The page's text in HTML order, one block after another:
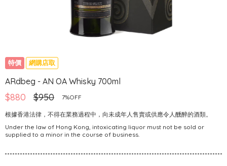
特價 網購店取
ARdbeg - AN OA Whisky 700ml
$880 $950 7%OFF
根據香港法律，不得在業務過程中，向未成年人售賣或供應令人醺醉的酒類。
Under the law of Hong Kong, intoxicating liquor must not be sold or
supplied to a minor in the course of business.